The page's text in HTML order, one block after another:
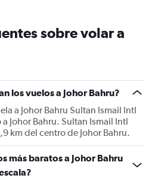
sobre volar a
los vuelos a Johor Bahru?
a Johor Bahru Sultan Ismail Intl
Johor Bahru. Sultan Ismail Intl
km del centro de Johor Bahru.
más baratos a Johor Bahru